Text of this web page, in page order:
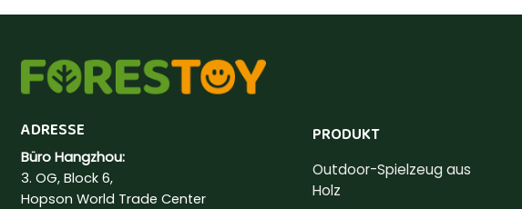
ADRESSE
Büro Hangzhou:
3. OG, Block 6,
Hopson World Trade Center
PRODUKT
Outdoor-Spielzeug aus
Holz